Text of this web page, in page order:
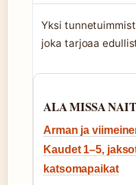
Yksi
joka tarjoaa
ALA MISSA
Arman ja
Kaudet 1–5,
katsomapaikat